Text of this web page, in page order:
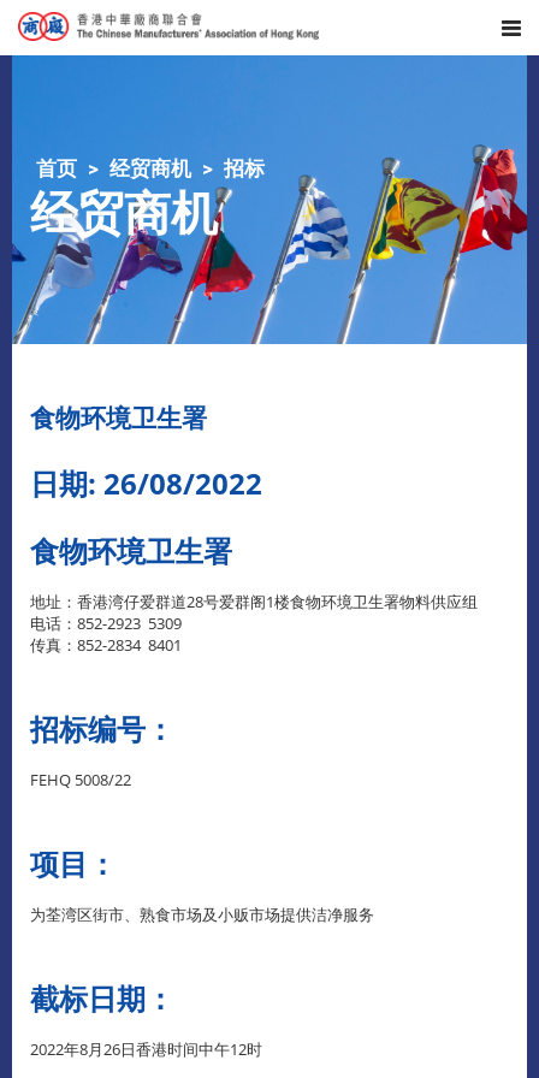
首页 经贸商机 招标
经贸商机
食物环境卫生署
日期: 26/08/2022
食物环境卫生署
地址：香港湾仔爱群道28号爱群阁1楼食物环境卫生署物料供应组
电话：852-2923 5309
传真：852-2834 8401
招标编号：
FEHQ 5008/22
项目：
为荃湾区街市、熟食市场及小贩市场提供洁净服务
截标日期：
2022年8月26日香港时间中午12时